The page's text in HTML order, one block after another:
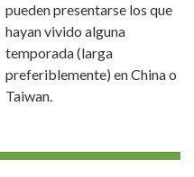
pueden presentarse los que
hayan vivido alguna
temporada (larga
preferiblemente) en China o
Taiwan.